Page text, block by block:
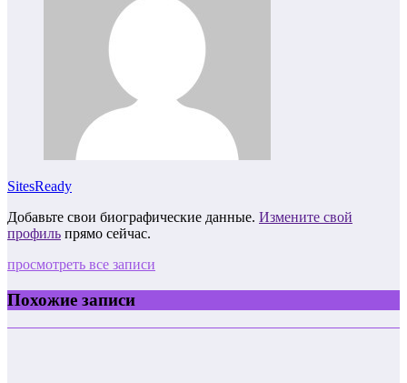
SitesReady
Добавьте свои биографические данные. Измените свой
профиль прямо сейчас.
просмотреть все записи
Похожие записи